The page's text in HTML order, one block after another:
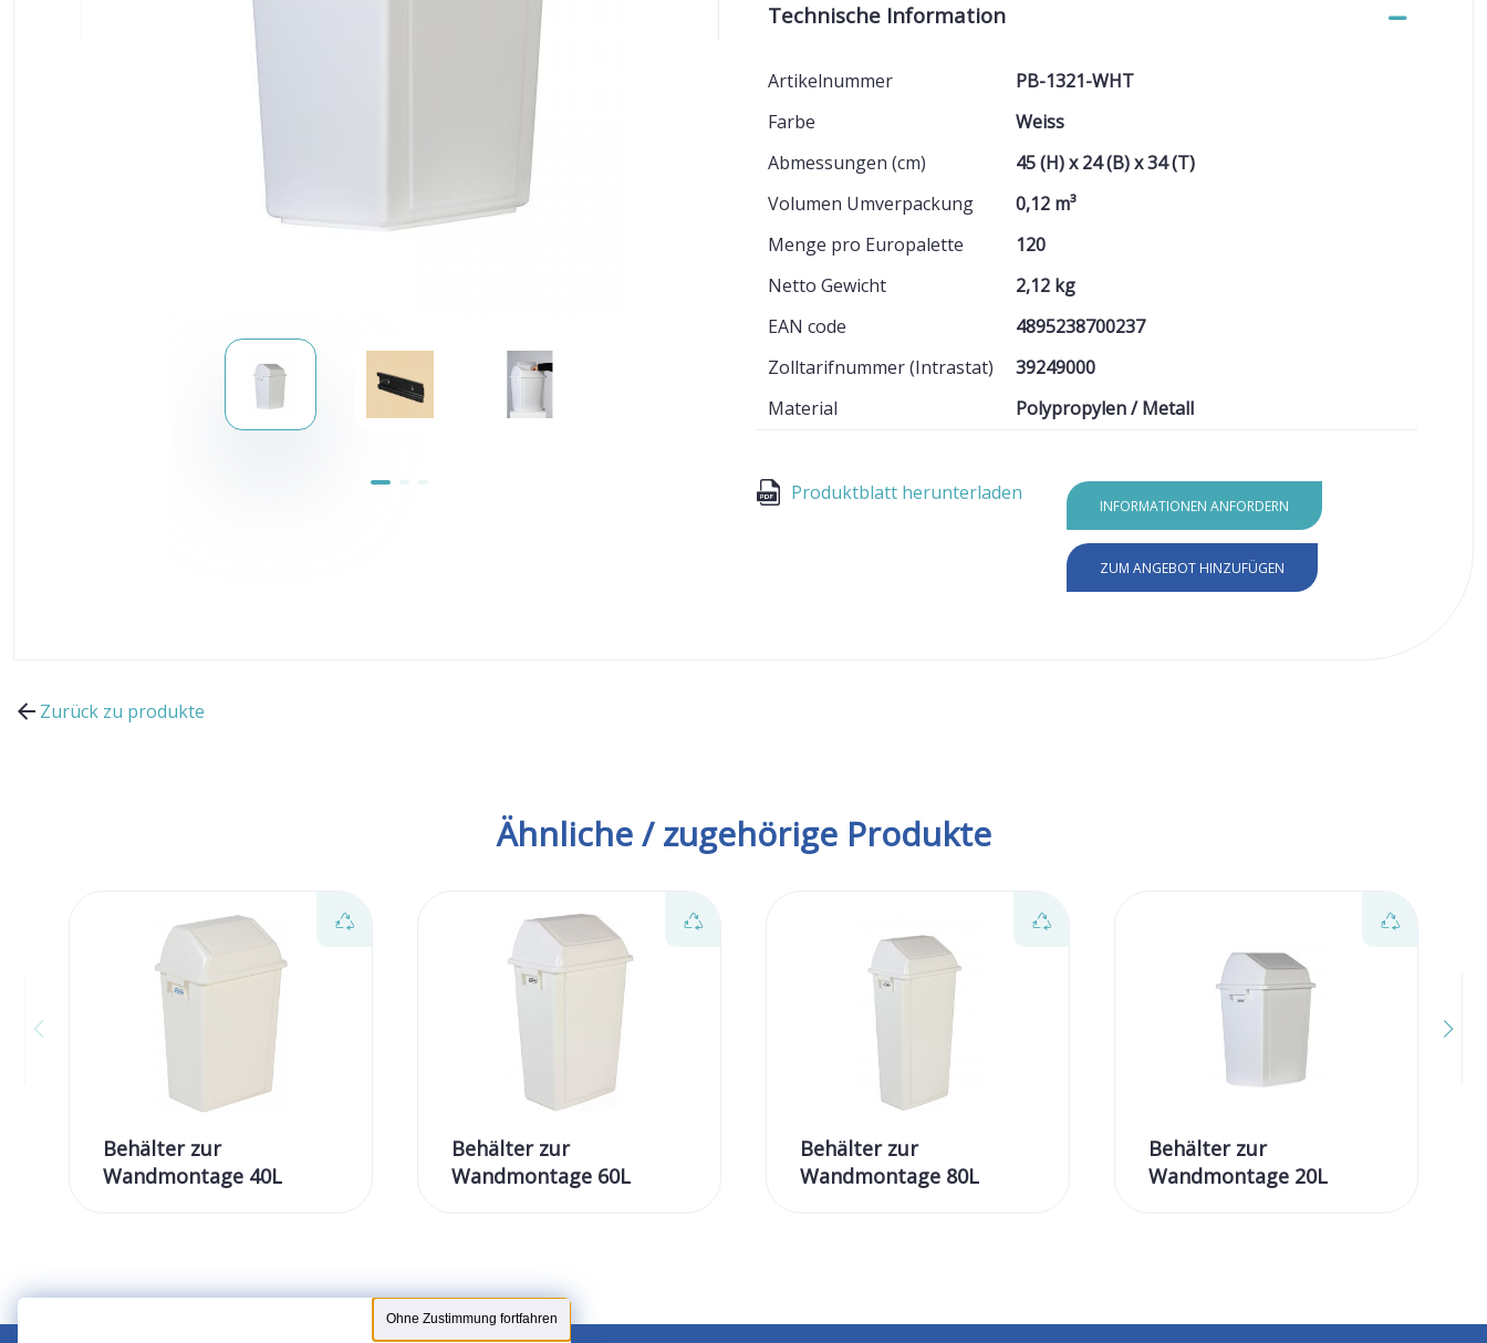
Technische Information
Artikelnummer
PB-1321-WHT
Farbe
Weiss
Abmessungen (cm)
45 (H) x 24 (B) x 34 (T)
Volumen Umverpackung
0,12 m³
Menge pro Europalette
120
Netto Gewicht
2,12 kg
EAN code
4895238700237
Zolltarifnummer (Intrastat)
39249000
Material
Polypropylen / Metall
Produktblatt herunterladen
INFORMATIONEN ANFORDERN
ZUM ANGEBOT HINZUFÜGEN
Zurück zu produkte
Ähnliche / zugehörige Produkte
Behälter zur
Wandmontage 40L
Behälter zur
Wandmontage 60L
Behälter zur
Wandmontage 80L
Behälter zur
Wandmontage 20L
Ohne Zustimmung fortfahren